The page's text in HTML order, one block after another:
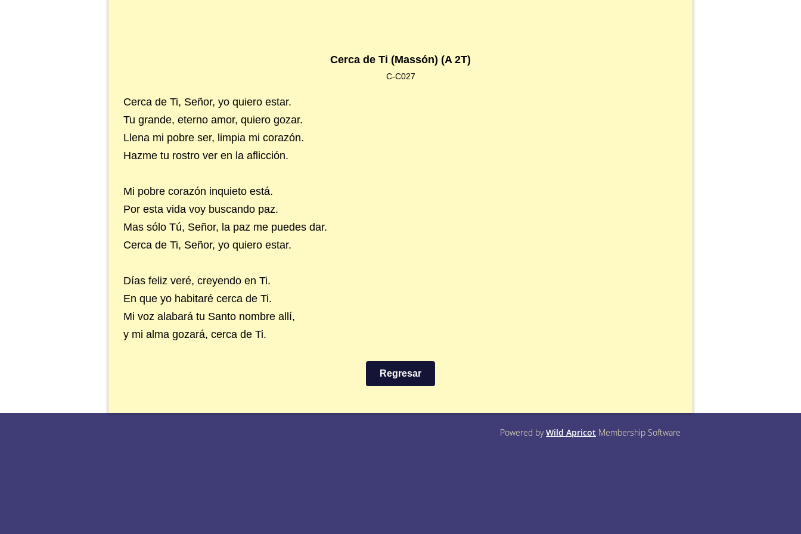
Cerca de Ti (Massón) (A 2T)
C-C027
Cerca de Ti, Señor, yo quiero estar.
Tu grande, eterno amor, quiero gozar.
Llena mi pobre ser, limpia mi corazón.
Hazme tu rostro ver en la aflicción.
Mi pobre corazón inquieto está.
Por esta vida voy buscando paz.
Mas sólo Tú, Señor, la paz me puedes dar.
Cerca de Ti, Señor, yo quiero estar.
Días feliz veré, creyendo en Ti.
En que yo habitaré cerca de Ti.
Mi voz alabará tu Santo nombre allí,
y mi alma gozará, cerca de Ti.
Regresar
Powered byWild Apricot Membership Software